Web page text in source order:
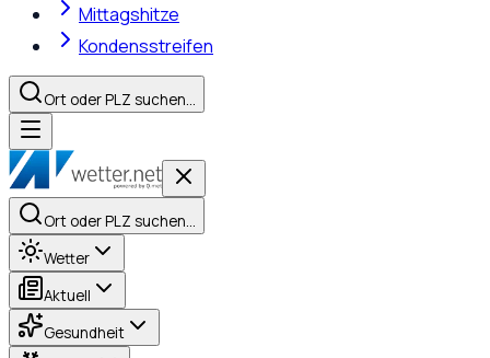
Mittagshitze
Kondensstreifen
Ort oder PLZ suchen…
Ort oder PLZ suchen…
Wetter
Aktuell
Gesundheit